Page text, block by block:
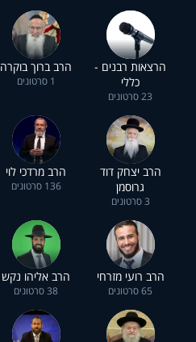
הרצאות רבנים -
כללי
23 סרטונים
הרב ברוך בוקרה
1 סרטונים
הרב יצחק דוד
גרוסמן
3 סרטונים
הרב מרדכי לוי
136 סרטונים
הרב רועי מזרחי
65 סרטונים
הרב אליהו נקש
38 סרטונים